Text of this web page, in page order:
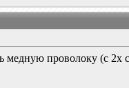
проволоку (с 2х